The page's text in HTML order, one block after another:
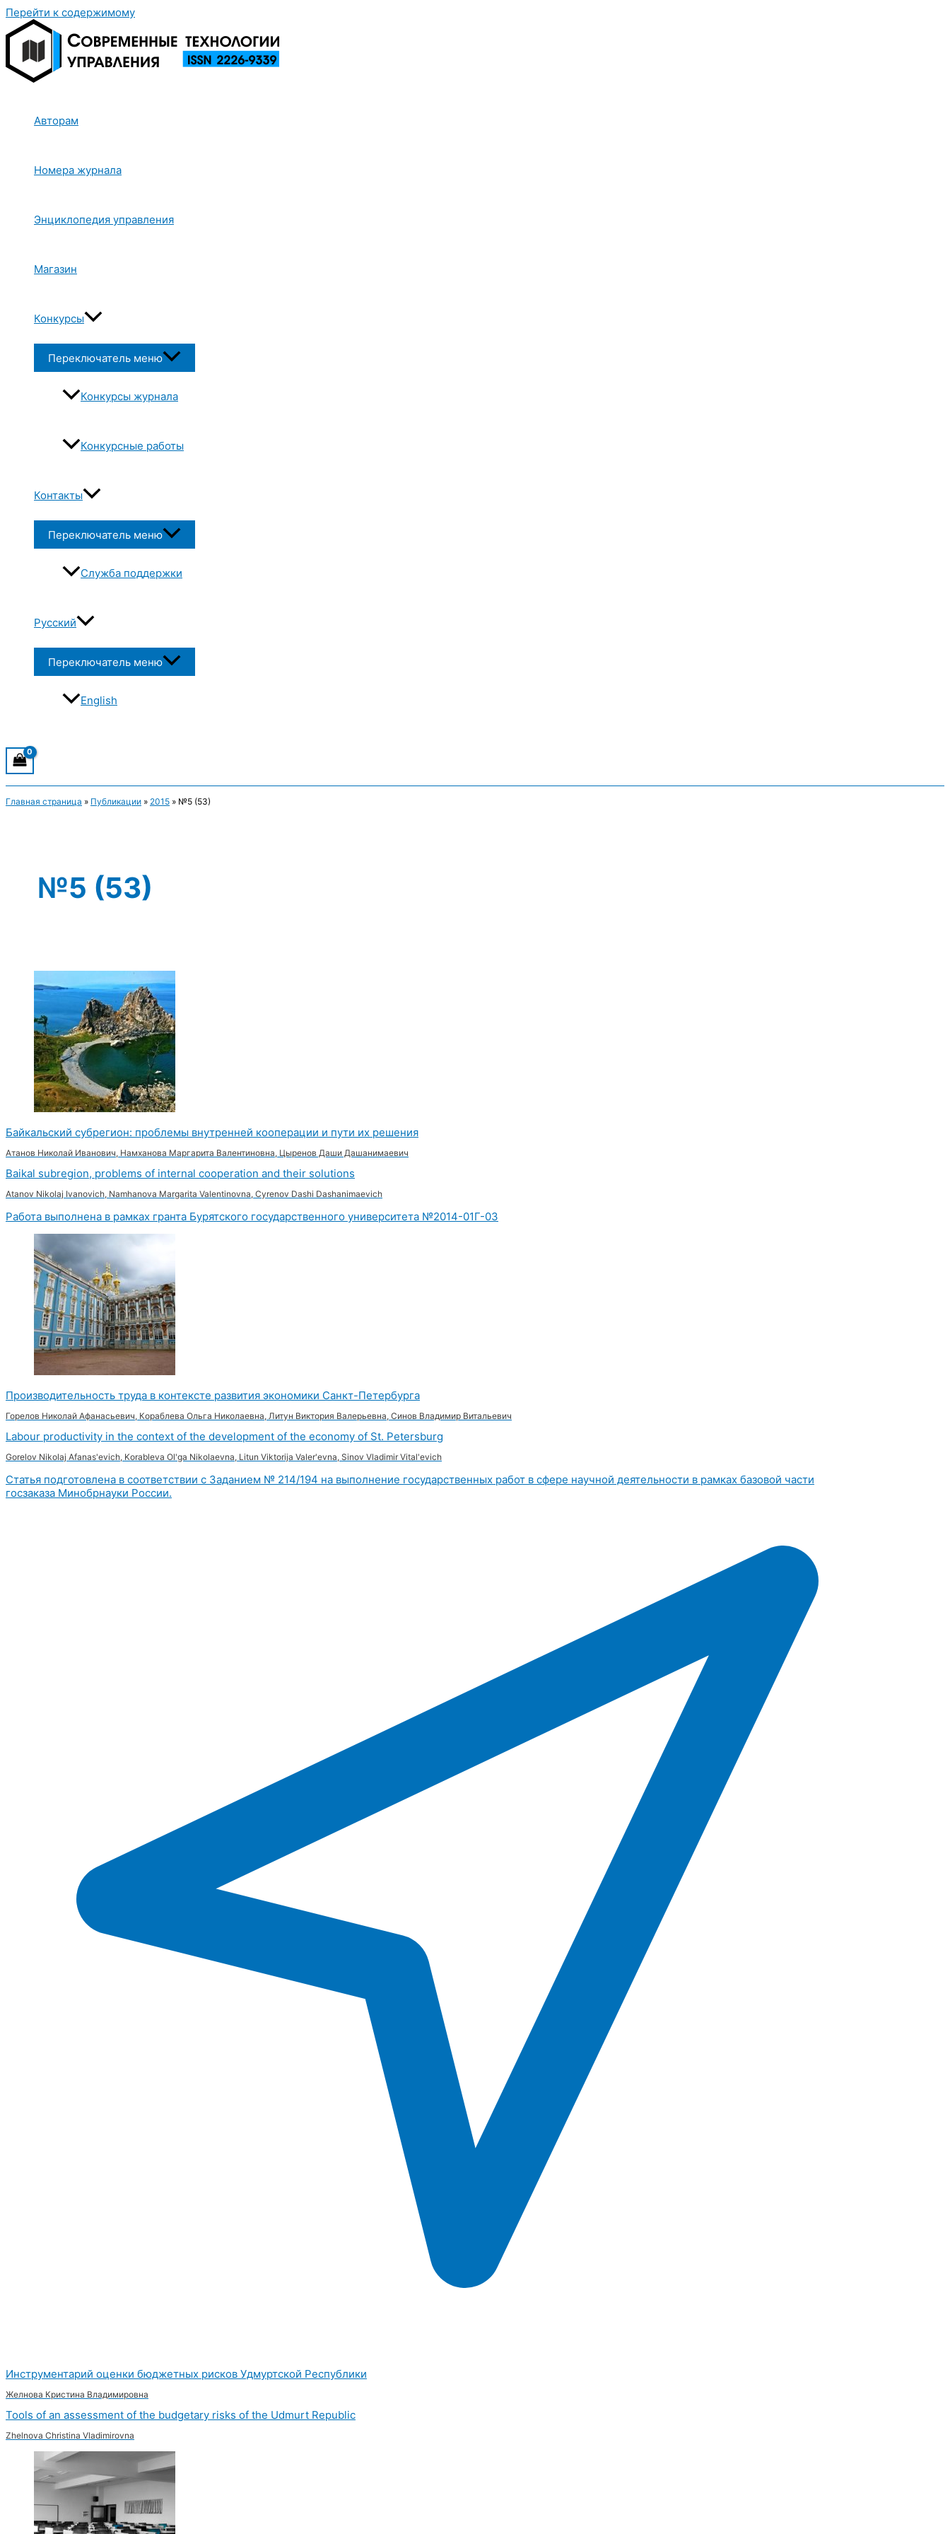
Перейти к содержимому
Авторам
Номера журнала
Энциклопедия управления
Магазин
Конкурсы
Переключатель меню
Конкурсы журнала
Конкурсные работы
Контакты
Переключатель меню
Служба поддержки
Русский
Переключатель меню
English
Главная страница » Публикации » 2015 » №5 (53)
№5 (53)
Байкальский субрегион: проблемы внутренней кооперации и пути их решения
Атанов Николай Иванович, Намханова Маргарита Валентиновна, Цыренов Даши Дашанимаевич
Baikal subregion, problems of internal cooperation and their solutions
Atanov Nikolaj Ivanovich, Namhanova Margarita Valentinovna, Cyrenov Dashi Dashanimaevich
Работа выполнена в рамках гранта Бурятского государственного университета №2014-01Г-03
Производительность труда в контексте развития экономики Санкт-Петербурга
Горелов Николай Афанасьевич, Кораблева Ольга Николаевна, Литун Виктория Валерьевна, Синов Владимир Витальевич
Labour productivity in the context of the development of the economy of St. Petersburg
Gorelov Nikolaj Afanas'evich, Korableva Ol'ga Nikolaevna, Litun Viktorija Valer'evna, Sinov Vladimir Vital'evich
Статья подготовлена в соответствии с Заданием № 214/194 на выполнение государственных работ в сфере научной деятельности в рамках базовой части
госзаказа Минобрнауки России.
Инструментарий оценки бюджетных рисков Удмуртской Республики
Желнова Кристина Владимировна
Tools of an assessment of the budgetary risks of the Udmurt Republic
Zhelnova Christina Vladimirovna